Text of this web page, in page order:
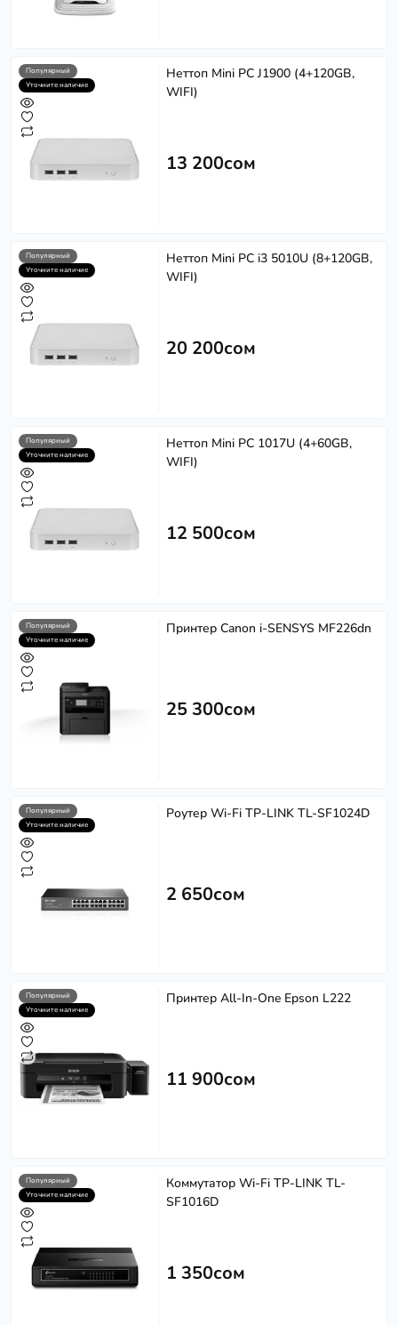
Популярный
Уточните наличие
Неттоп Mini PC J1900 (4+120GB,
WIFI)
13 200сом
Популярный
Уточните наличие
Неттоп Mini PC i3 5010U (8+120GB,
WIFI)
20 200сом
Популярный
Уточните наличие
Неттоп Mini PC 1017U (4+60GB,
WIFI)
12 500сом
Популярный
Уточните наличие
Принтер Canon i-SENSYS MF226dn
25 300сом
Популярный
Уточните наличие
Роутер Wi-Fi TP-LINK TL-SF1024D
2 650сом
Популярный
Уточните наличие
Принтер All-In-One Epson L222
11 900сом
Популярный
Уточните наличие
Коммутатор Wi-Fi TP-LINK TL-
SF1016D
1 350сом